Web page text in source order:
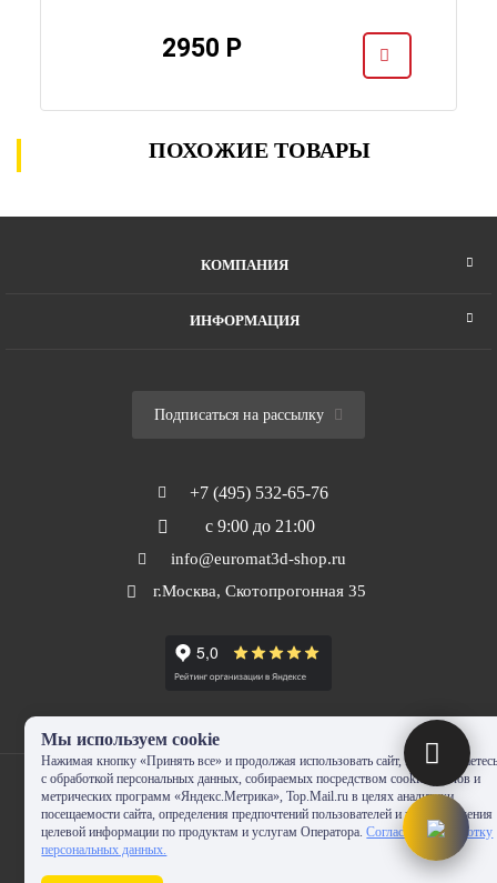
2950 Р
ПОХОЖИЕ ТОВАРЫ
КОМПАНИЯ
ИНФОРМАЦИЯ
Подписаться на рассылку
+7 (495) 532-65-76
с 9:00 до 21:00
info@euromat3d-shop.ru
г.Москва, Скотопрогонная 35
© 2010-2024 - EUROMAT|3D-SHOP.RU. Все права защищены. Копирование
Мы используем cookie
Нажимая кнопку «Принять все» и продолжая использовать сайт, Вы
с обработкой персональных данных, собираемых посредством cookie-файлов и
метрических программ «Яндекс.Метрика», Top.Mail.ru в целях аналитики
посещаемости сайта, определения предпочтений пользователей и предоставления
целевой информации по продуктам и услугам Оператора.Согласие на обработку
персональных данных.